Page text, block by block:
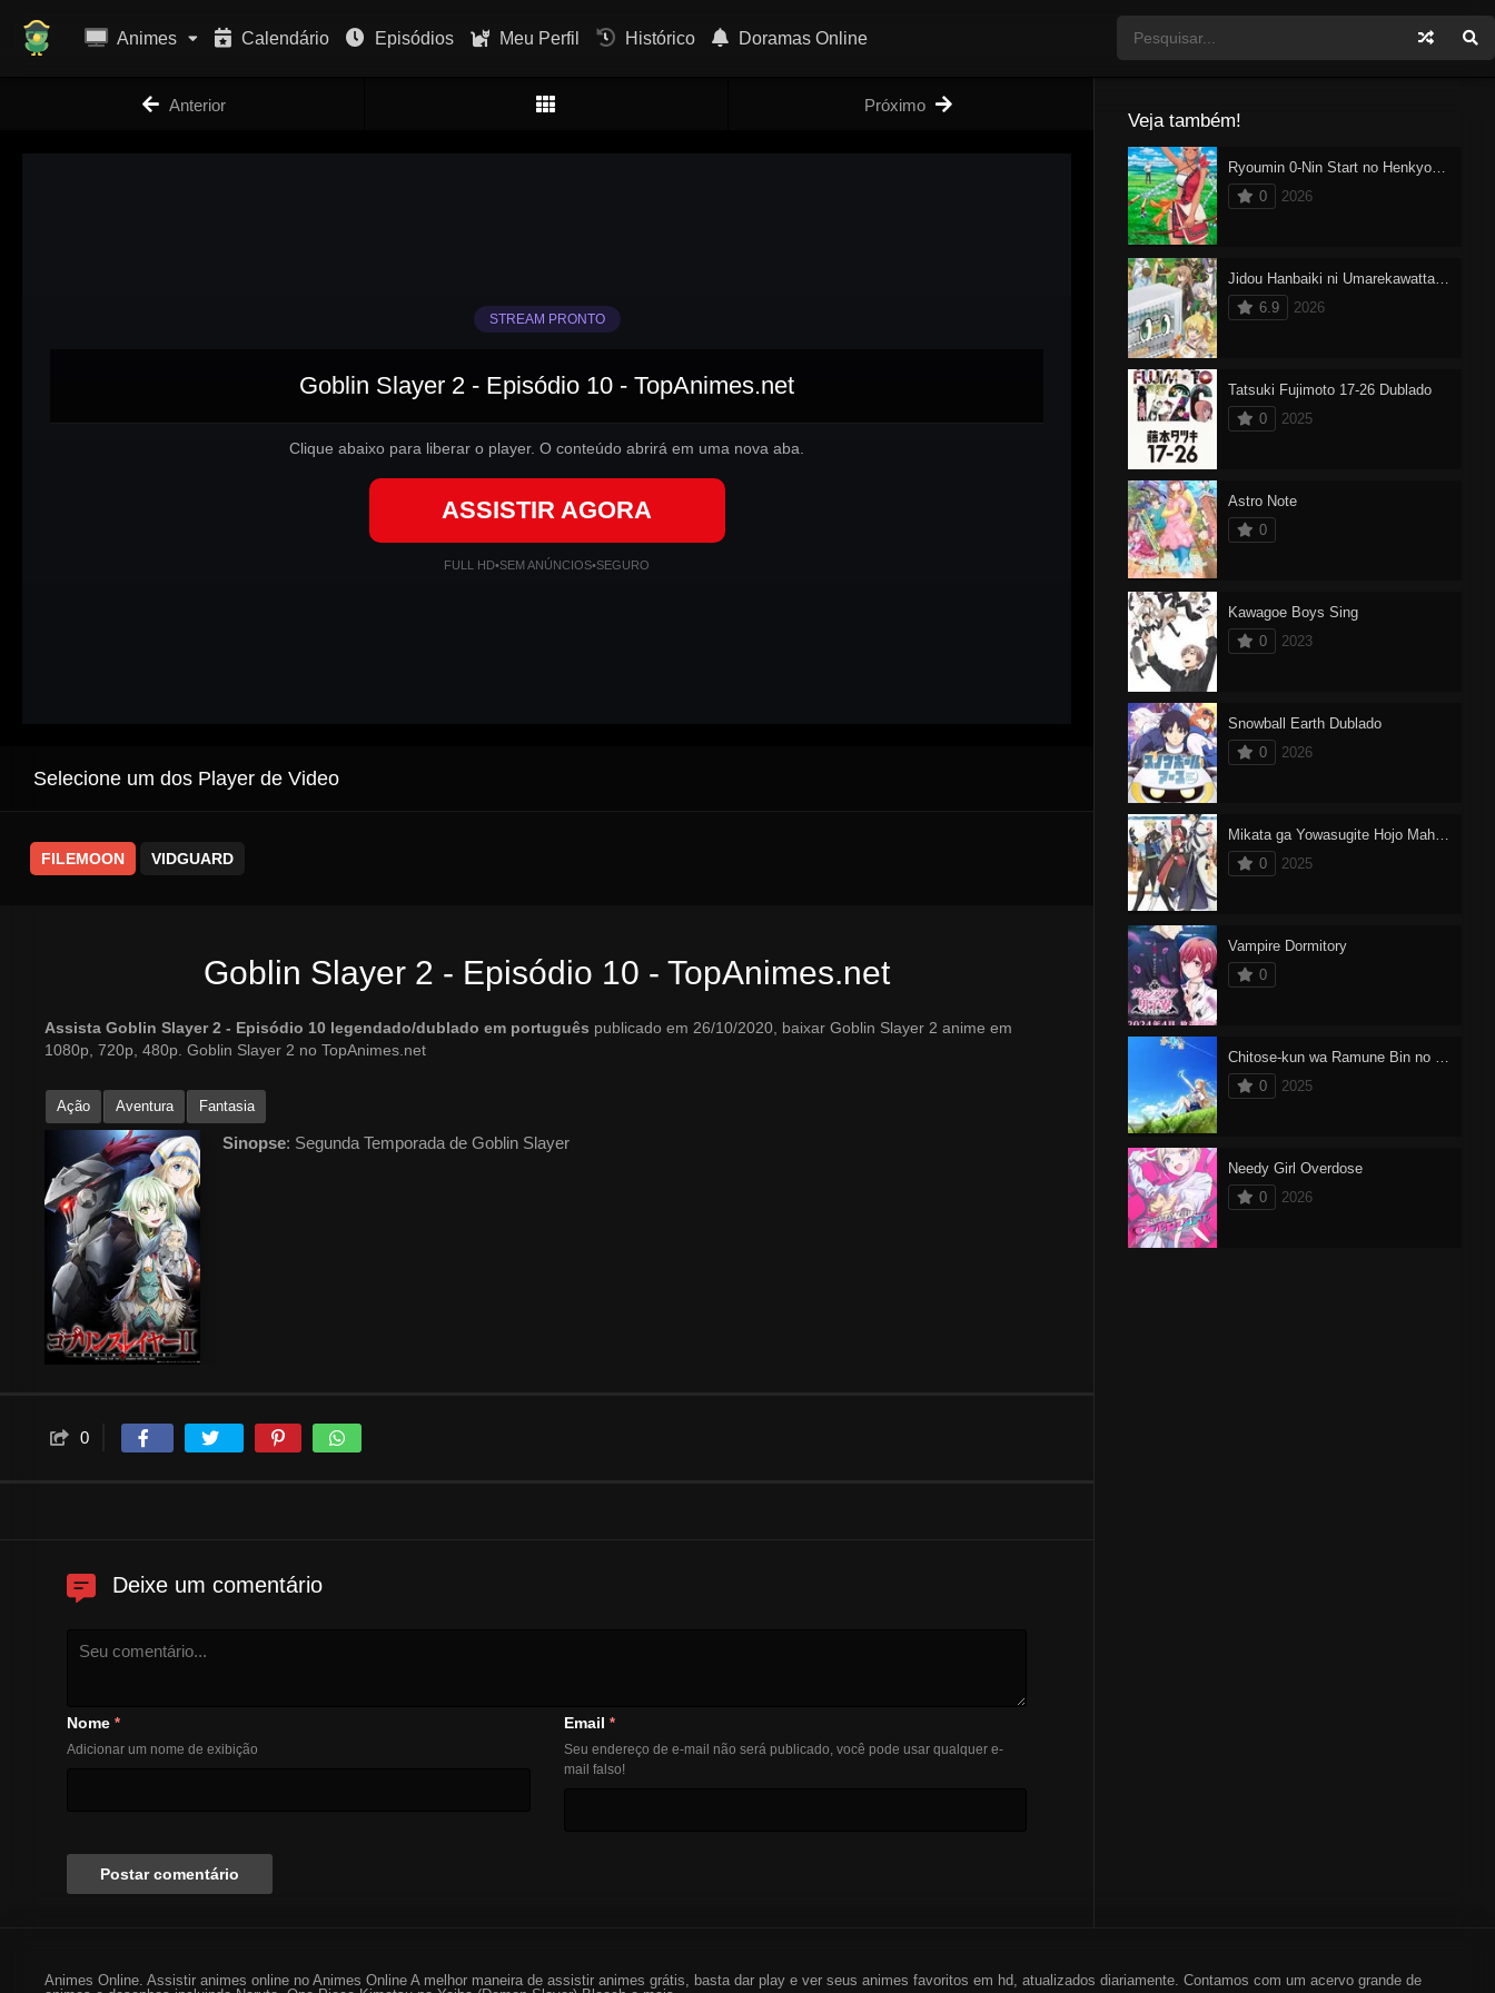
Animes Calendário Episódios Meu Perfil Histórico Doramas Online
Anterior Próximo
STREAM PRONTO
Goblin Slayer 2 - Episódio 10 - TopAnimes.net
Clique abaixo para liberar o player. O conteúdo abrirá em uma nova aba.
ASSISTIR AGORA
FULL HD•SEM ANÚNCIOS•SEGURO
Selecione um dos Player de Video
FILEMOON VIDGUARD
Goblin Slayer 2 - Episódio 10 - TopAnimes.net
Assista Goblin Slayer 2 - Episódio 10 legendado/dublado em português publicado em 26/10/2020, baixar Goblin Slayer 2 anime em
1080p, 720p, 480p. Goblin Slayer 2 no TopAnimes.net
Ação Aventura Fantasia
Sinopse: Segunda Temporada de Goblin Slayer
0
Deixe um comentário
Nome *
Adicionar um nome de exibição
Email *
Seu endereço de e-mail não será publicado, você pode usar qualquer e-
mail falso!
Veja também!
Ryoumin 0-Nin Start no Henkyou Ryoushu-sama
0
2026
Jidou Hanbaiki ni Umarekawatta Ore wa Meikyuu wo Samayou 3
6.9
2026
Tatsuki Fujimoto 17-26 Dublado
0
2025
Astro Note
0
Kawagoe Boys Sing
0
2023
Snowball Earth Dublado
0
2026
Mikata ga Yowasugite Hojo Mahou ni Tesshiteita Kyuutei Mahoushi, Tsuihou sarete Saikyou wo Mezashimasu
0
2025
Vampire Dormitory
0
Chitose-kun wa Ramune Bin no Naka
0
2025
Needy Girl Overdose
0
2026
Animes Online. Assistir animes online no Animes Online A melhor maneira de assistir animes grátis, basta dar play e ver seus animes favoritos em hd, atualizados diariamente. Contamos com um acervo grande de